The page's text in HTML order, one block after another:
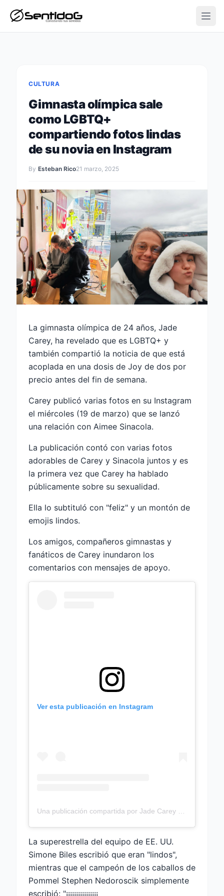
CULTURA
Gimnasta olímpica sale
como LGBTQ+
compartiendo fotos lindas
de su novia en Instagram
By Esteban Rico21 marzo, 2025
La gimnasta olímpica de 24 años, Jade
Carey, ha revelado que es LGBTQ+ y
también compartió la noticia de que está
acoplada en una dosis de Joy de dos por
precio antes del fin de semana.
Carey publicó varias fotos en su Instagram
el miércoles (19 de marzo) que se lanzó
una relación con Aimee Sinacola.
La publicación contó con varias fotos
adorables de Carey y Sinacola juntos y es
la primera vez que Carey ha hablado
públicamente sobre su sexualidad.
Ella lo subtituló con "feliz" y un montón de
emojis lindos.
Los amigos, compañeros gimnastas y
fanáticos de Carey inundaron los
comentarios con mensajes de apoyo.
Ver esta publicación en Instagram
La superestrella del equipo de EE. UU.
Simone Biles escribió que eran "lindos",
mientras que el campeón de los caballos de
Pommel Stephen Nedoroscik simplemente
escribió: "¡¡¡¡¡¡¡¡¡¡¡¡¡¡¡¡